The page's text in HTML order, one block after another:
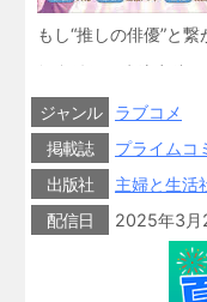
もし“推しの俳優”と
舞台俳優・水流音斗
自暴自棄となってヤ
彼が所属する芸能事
結論は、
音斗と詩音が“婚約”
ジャンル
ラブコメ
掲載誌
プライムコ
出版社
主婦と生活
配信日
2025年3月